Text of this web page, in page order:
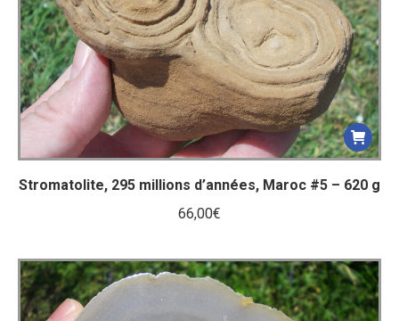
Stromatolite, 295 millions d’années, Maroc #5 – 620 g
66,00€